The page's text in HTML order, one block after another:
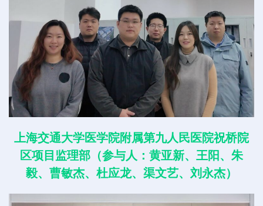
上海交通大学医学院附属第九人民医院祝桥院
区项目监理部（参与人：黄亚新、王阳、朱
毅、曹敏杰、杜应龙、渠文艺、刘永杰）